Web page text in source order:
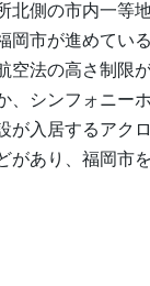
側の市内一等
岡市が進めてい
空法の高さ制限
、シンフォニー
が入居するアク
があり、福岡市